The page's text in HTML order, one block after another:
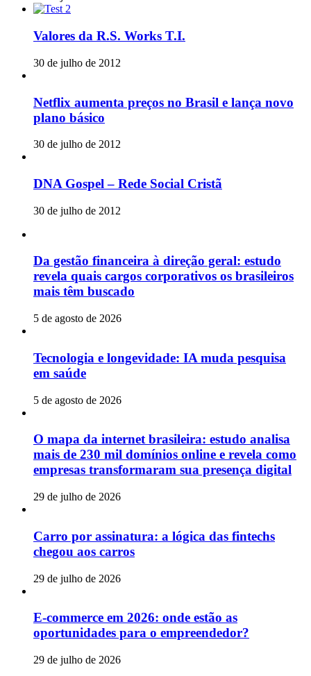
Valores da R.S. Works T.I.
30 de julho de 2012
Netflix aumenta preços no Brasil e lança novo
plano básico
30 de julho de 2012
DNA Gospel – Rede Social Cristã
30 de julho de 2012
Da gestão financeira à direção geral: estudo
revela quais cargos corporativos os brasileiros
mais têm buscado
5 de agosto de 2026
Tecnologia e longevidade: IA muda pesquisa
em saúde
5 de agosto de 2026
O mapa da internet brasileira: estudo analisa
mais de 230 mil domínios online e revela como
empresas transformaram sua presença digital
29 de julho de 2026
Carro por assinatura: a lógica das fintechs
chegou aos carros
29 de julho de 2026
E-commerce em 2026: onde estão as
oportunidades para o empreendedor?
29 de julho de 2026